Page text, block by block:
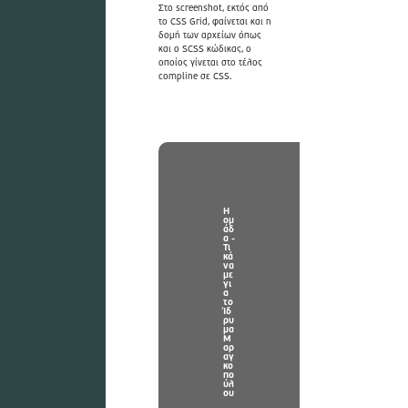
Στο screenshot, εκτός από
το CSS Grid, φαίνεται και η
δομή των αρχείων όπως
και ο SCSS κώδικας, ο
οποίος γίνεται στο τέλος
compline σε CSS.
Η
ομ
άδ
α -
Τι
κά
να
με
γι
α
το
Ίδ
ρυ
μα
Μ
αρ
αγ
κο
πο
ύλ
ου